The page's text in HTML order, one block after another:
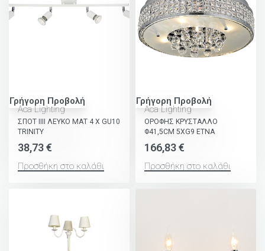
Γρήγορη Προβολή
Aca Lighting
ΣΠΟΤ ΙΙΙΙ ΛΕΥΚΟ ΜΑΤ 4 Χ GU10
TRINITY
38,73€
Προσθήκη στο καλάθι
Γρήγορη Προβολή
Aca Lighting
ΟΡΟΦΗΣ ΚΡΥΣΤΑΛΛΟ
Φ41,5CM 5ΧG9 ETNA
166,83€
Προσθήκη στο καλάθι